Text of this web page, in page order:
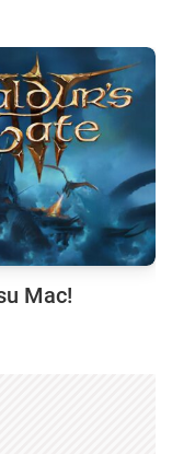
Mac!